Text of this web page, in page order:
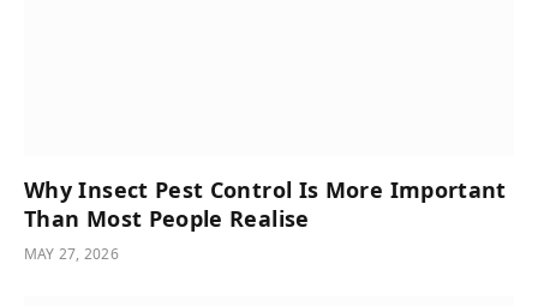
Why Insect Pest Control Is More Important
Than Most People Realise
MAY 27, 2026